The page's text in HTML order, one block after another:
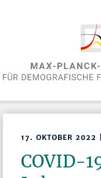
17. OKTOBER 2022
COVID-